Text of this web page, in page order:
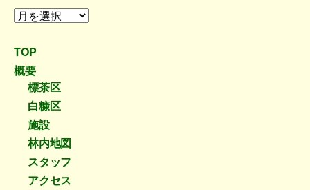
過
の
投
稿
TOP
概要
標茶区
白糠区
施設
林内地図
スタッフ
アクセス